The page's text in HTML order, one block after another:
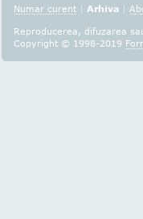
Numar curent | Arhiva |
Reproducerea, difuzarea
Copyright © 1998-2019